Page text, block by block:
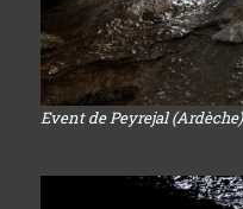
Event de Peyrejal